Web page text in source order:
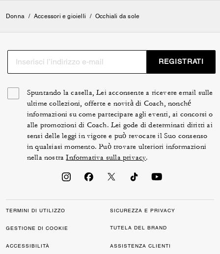
Donna / Accessori e gioielli / Occhiali da sole
REGISTRATI
Spuntando la casella, Lei acconsente a ricevere email sulle
ultime collezioni, offerte e novità di Coach, nonché
informazioni su come partecipare agli eventi, ai concorsi o
alle promozioni di Coach. Lei gode di determinati diritti ai
sensi delle leggi in vigore e può revocare il Suo consenso
in qualsiasi momento. Può trovare ulteriori informazioni
nella nostraInformativa sulla privacy.
TERMINI DI UTILIZZO SICUREZZA E PRIVACY
GESTIONE DI COOKIE TUTELA DEL BRAND
ACCESSIBILITÀ ASSISTENZA CLIENTI